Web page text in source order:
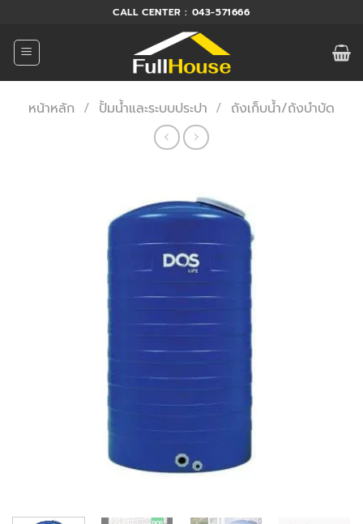
ยัง
เนื้อหา
CALL CENTER : 043-571666
หน้าหลัก / ปั้มน้ำและระบบประปา / ถังเก็บน้ำ/ถังบำบัด